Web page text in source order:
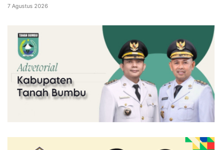
7 Agustus 2026